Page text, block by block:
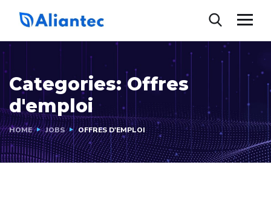
Categories:Offres
d'emploi
HOME JOBS OFFRES D'EMPLOI